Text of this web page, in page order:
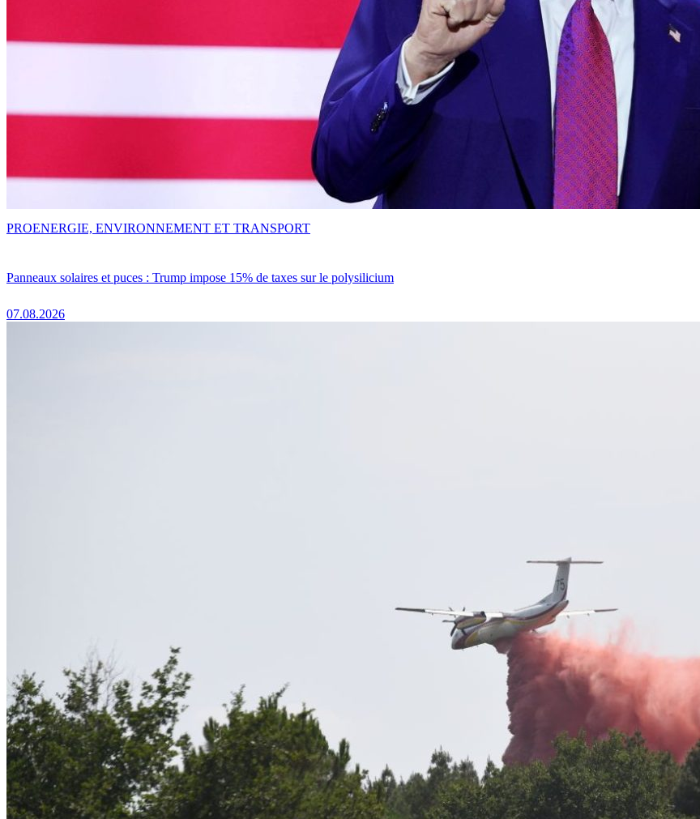
Panneaux solaires et puces : Trump impose 15% de taxes sur le polysilicium
07.08.2026
PROENERGIE, ENVIRONNEMENT ET TRANSPORT